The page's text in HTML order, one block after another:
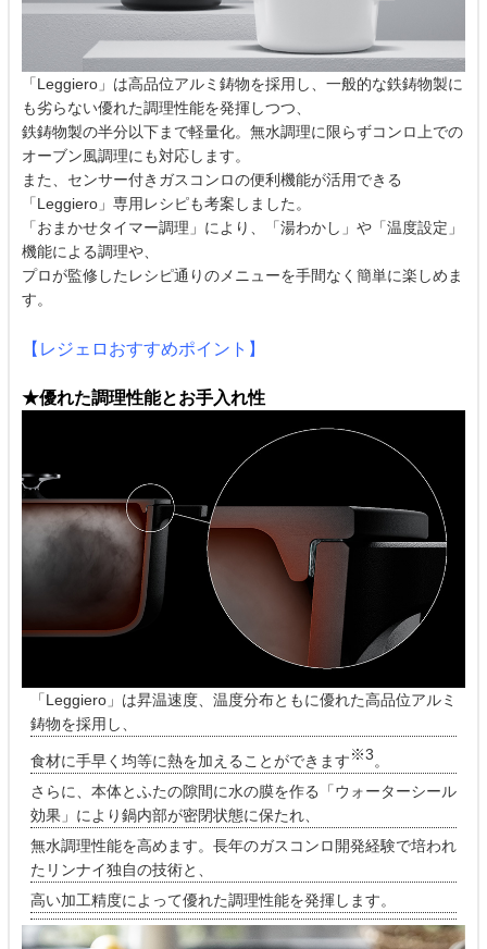
「Leggiero」は高品位アルミ鋳物を採用し、一般的な鉄鋳物製に
も劣らない優れた調理性能を発揮しつつ、
鉄鋳物製の半分以下まで軽量化。無水調理に限らずコンロ上での
オーブン風調理にも対応します。
また、センサー付きガスコンロの便利機能が活用できる
「Leggiero」専用レシピも考案しました。
「おまかせタイマー調理」により、「湯わかし」や「温度設定」
機能による調理や、
プロが監修したレシピ通りのメニューを手間なく簡単に楽しめま
す。
【レジェロおすすめポイント】
★優れた調理性能とお手入れ性
「Leggiero」は昇温速度、温度分布ともに優れた高品位アルミ
鋳物を採用し、
食材に手早く均等に熱を加えることができます※3。
さらに、本体とふたの隙間に水の膜を作る「ウォーターシール
効果」により鍋内部が密閉状態に保たれ、
無水調理性能を高めます。長年のガスコンロ開発経験で培われ
たリンナイ独自の技術と、
高い加工精度によって優れた調理性能を発揮します。